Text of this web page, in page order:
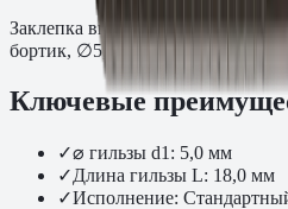
Заклепка вытяжная Нерж.сталь/
бортик, ∅5,0×18 мм.
Ключевые
✓⌀ гильзы d1: 5,0 мм
✓Длина гильзы L: 18,0 мм
✓Исполнение: